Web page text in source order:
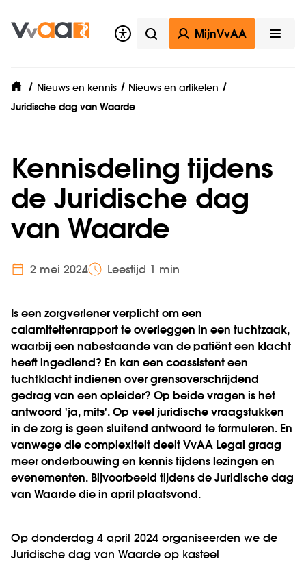
Zoeken
MijnVvAA
home
Nieuws en kennis
Nieuws en artikelen
Juridische dag van Waarde
Kennisdeling tijdens
de Juridische dag
van Waarde
2 mei 2024 Leestijd 1 min
Is een zorgverlener verplicht om een
calamiteitenrapport te overleggen in een tuchtzaak,
waarbij een nabestaande van de patiënt een klacht
heeft ingediend? En kan een coassistent een
tuchtklacht indienen over grensoverschrijdend
gedrag van een opleider? Op beide vragen is het
antwoord 'ja, mits'. Op veel juridische vraagstukken
in de zorg is geen sluitend antwoord te formuleren. En
vanwege die complexiteit deelt VvAA Legal graag
meer onderbouwing en kennis tijdens lezingen en
evenementen. Bijvoorbeeld tijdens de Juridische dag
van Waarde die in april plaatsvond.
Op donderdag 4 april 2024 organiseerden we de
Juridische dag van Waarde op kasteel